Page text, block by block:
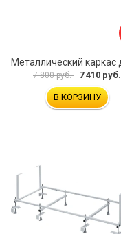
7 800 руб. 7 410 руб.
В КОРЗИНУ